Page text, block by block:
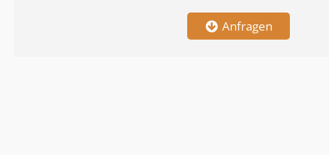
Anfragen